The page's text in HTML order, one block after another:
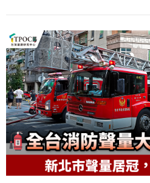
22縣市在「救災」議題上的聲量
颱風期間聲量居冠；但若從六都
的正面聲量相對最多，顯示其在
肯定。